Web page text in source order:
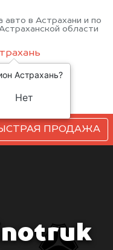
авто в Астрахани и по
области
81-15
ПРОДАЖА
Астрахань?
Нет